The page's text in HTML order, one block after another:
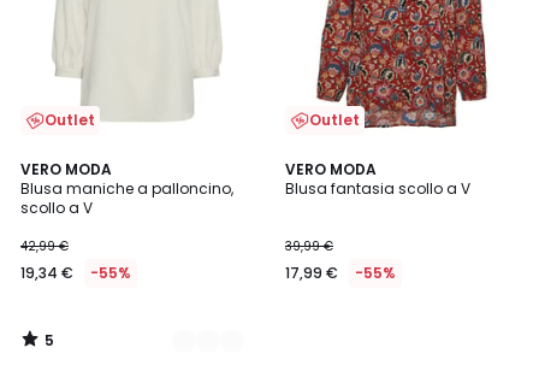
Outlet
VERO MODA
Blusa maniche a palloncino,
scollo a V
42,99 €
19,34 € -55%
5
/
5
2
Colori
5
/
Outlet
VERO MODA
Blusa fantasia scollo a V
39,99 €
17,99 € -55%